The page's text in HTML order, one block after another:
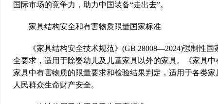
国际市场的竞争力，助力中国装备“走出去”。
家具结构安全和有害物质限量国家标准
《家具结构安全技术规范》(GB 28008—2024)强制性国
全要求，适用于除婴幼儿及儿童家具以外的家具。《家具
家具中有害物质的限量要求和检验结果判定，适用于各类
人民群众生命财产安全。